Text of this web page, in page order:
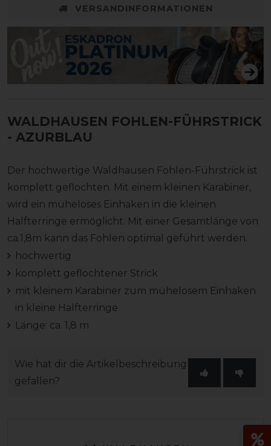
VERSANDINFORMATIONEN
WALDHAUSEN FOHLEN-FÜHRSTRICK
- AZURBLAU
Der hochwertige Waldhausen Fohlen-Führstrick ist
komplett geflochten. Mit einem kleinen Karabiner,
wird ein müheloses Einhaken in die kleinen
Halfterringe ermöglicht. Mit einer Gesamtlänge von
ca.1,8m kann das Fohlen optimal geführt werden.
hochwertig
komplett geflochtener Strick
mit kleinem Karabiner zum mühelosem Einhaken
in kleine Halfterringe
Länge: ca. 1,8 m
Wie hat dir die Artikelbeschreibung
gefallen?